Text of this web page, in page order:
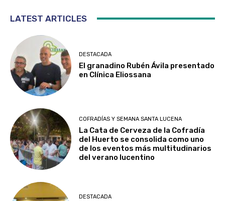
LATEST ARTICLES
DESTACADA
El granadino Rubén Ávila presentado
en Clínica Eliossana
COFRADÍAS Y SEMANA SANTA LUCENA
La Cata de Cerveza de la Cofradía
del Huerto se consolida como uno
de los eventos más multitudinarios
del verano lucentino
DESTACADA